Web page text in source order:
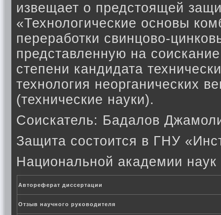
извещает о предстоящей
«Технологические основы
переработки свинцово-
представленную на
степени кандидата
технология неорганических
(технические науки).
Соискатель: Бадалов
Защита состоится в ГНУ
Национальной академии
Автореферат диссертации
Отзыв научного руководителя